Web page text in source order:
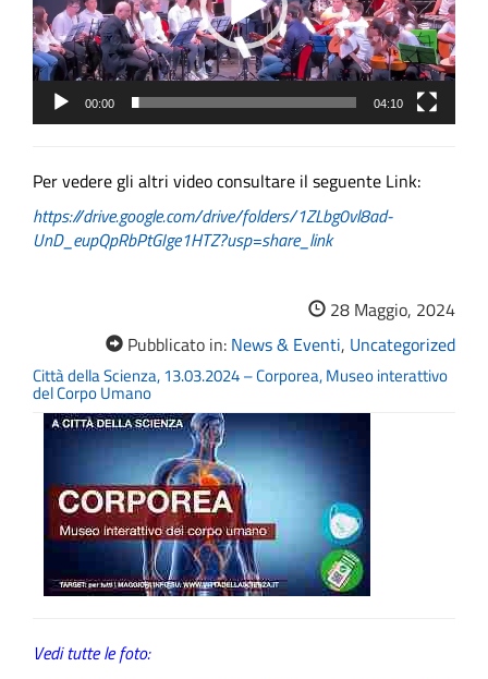
00:00 04:10
Per vedere gli altri video consultare il seguente Link:
https://drive.google.com/drive/folders/1ZLbg0vl8ad-
UnD_eupQpRbPtGIge1HTZ?usp=share_link
28 Maggio, 2024
Pubblicato in: News & Eventi, Uncategorized
Città della Scienza, 13.03.2024 – Corporea, Museo interattivo
del Corpo Umano
Vedi tutte le foto: